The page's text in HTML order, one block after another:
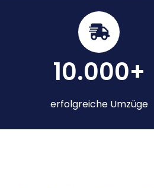
10.000+
erfolgreiche Umzüge